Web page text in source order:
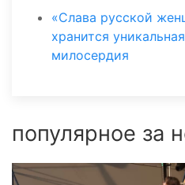
«Слава русской
хранится
милосердия
популярное за